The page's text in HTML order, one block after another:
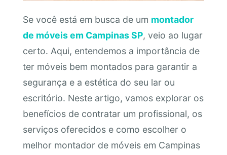
Se você está em busca de um montador
de móveis em Campinas SP, veio ao lugar
certo. Aqui, entendemos a importância de
ter móveis bem montados para garantir a
segurança e a estética do seu lar ou
escritório. Neste artigo, vamos explorar os
benefícios de contratar um profissional, os
serviços oferecidos e como escolher o
melhor montador de móveis em Campinas